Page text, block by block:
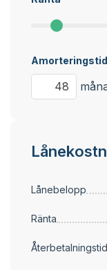
Amorteringstid
Lånebelopp
Ränta
Återbetalningstid